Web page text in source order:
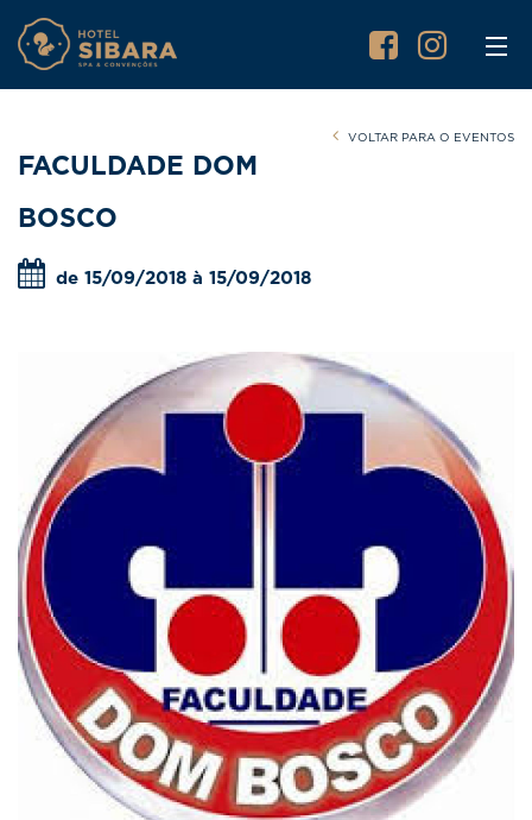
VOLTAR PARA O EVENTOS
FACULDADE DOM
BOSCO
de 15/09/2018 à 15/09/2018